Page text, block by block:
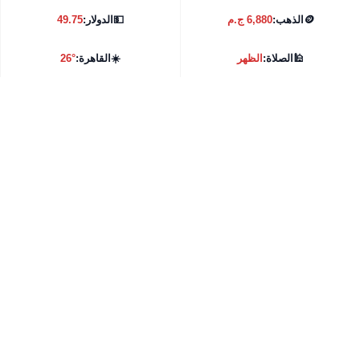
🪙 الذهب:6,880 ج.م 💵الدولار:49.75
🕌الصلاة:الظهر ☀️القاهرة:26°